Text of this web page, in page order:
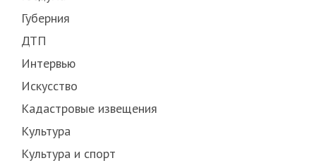
Губерния
ДТП
Интервью
Искусство
Кадастровые извещения
Культура
Культура и спорт